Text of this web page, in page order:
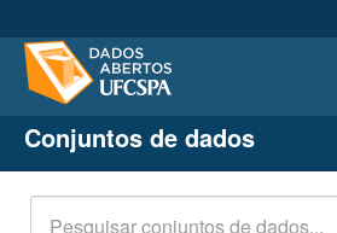
Conjuntos de dados
Organizações
Grupos
Conjuntos de dados